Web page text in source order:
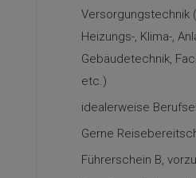
Versorgungstechnik
Heizungs-, Klima-,
Gebäudetechnik,
etc.)
idealerweise
Gerne
Führerschein B,